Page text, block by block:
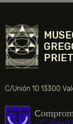
C/Unión 10 13300